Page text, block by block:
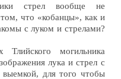
стрел вообще не
что «кобанцы», как и
с луком и стрелами?
могильника
лука и стрел с
для того чтобы